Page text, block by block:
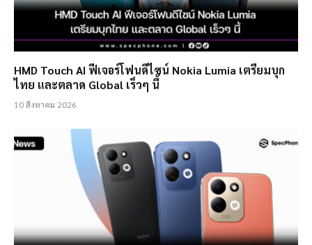
HMD Touch AI ฟีเจอร์โฟนดีไซน์ Nokia Lumia เตรียมบุก
ไทย และตลาด Global เร็วๆ นี้
10 สิงหาคม 2026